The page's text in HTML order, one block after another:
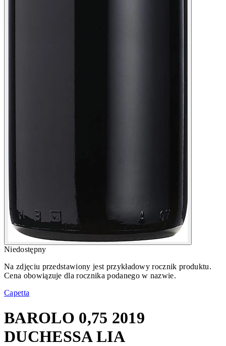
Niedostępny
Na zdjęciu przedstawiony jest przykładowy rocznik produktu.
Cena obowiązuje dla rocznika podanego w nazwie.
Capetta
BAROLO 0,75 2019
DUCHESSA LIA